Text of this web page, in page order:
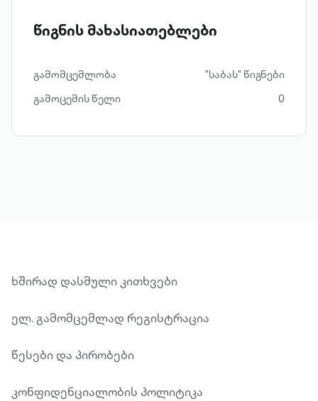
წიგნის მახასიათებლები
გამომცემლობა
"საბას" წიგნები
გამოცემის წელი
0
ხშირად დასმული კითხვები
ელ. გამომცემლად რეგისტრაცია
წესები და პირობები
კონფიდენციალობის პოლიტიკა